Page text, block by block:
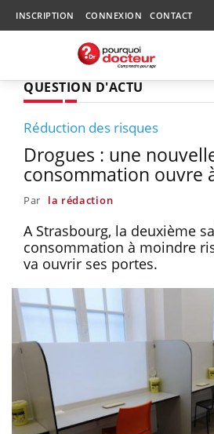
INSCRIPTION CONNEXION CONTACT
QUESTION D'ACTU
Réduction des risques
Drogues : une
consommation ouvre
Par la rédaction
A Strasbourg, la deuxième
consommation à moindre
va ouvrir ses portes.